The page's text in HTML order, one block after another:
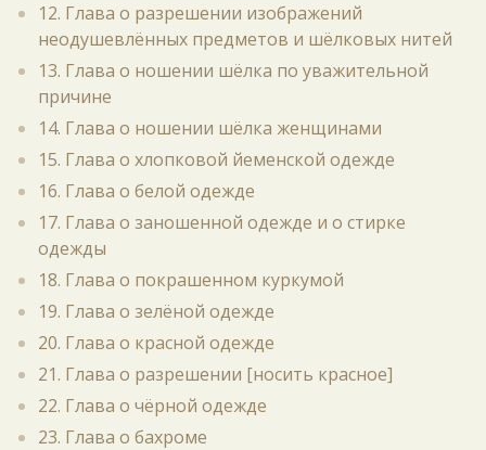
12. Глава о разрешении изображений
неодушевлённых предметов и шёлковых нитей
13. Глава о ношении шёлка по уважительной
причине
14. Глава о ношении шёлка женщинами
15. Глава о хлопковой йеменской одежде
16. Глава о белой одежде
17. Глава о заношенной одежде и о стирке
одежды
18. Глава о покрашенном куркумой
19. Глава о зелёной одежде
20. Глава о красной одежде
21. Глава о разрешении [носить красное]
22. Глава о чёрной одежде
23. Глава о бахроме